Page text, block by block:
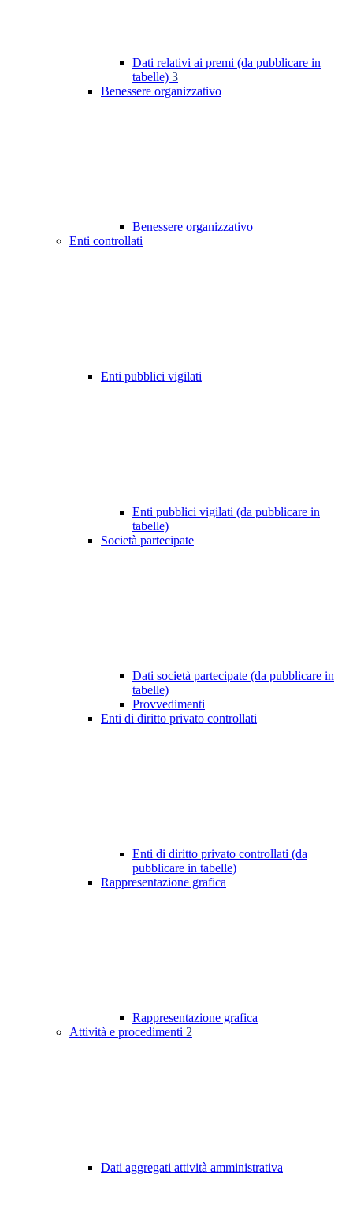
Dati relativi ai premi (da pubblicare in
tabelle) 3
Benessere organizzativo
Benessere organizzativo
Enti controllati
Enti pubblici vigilati
Enti pubblici vigilati (da pubblicare in
tabelle)
Società partecipate
Dati società partecipate (da pubblicare in
tabelle)
Provvedimenti
Enti di diritto privato controllati
Enti di diritto privato controllati (da
pubblicare in tabelle)
Rappresentazione grafica
Rappresentazione grafica
Attività e procedimenti 2
Dati aggregati attività amministrativa